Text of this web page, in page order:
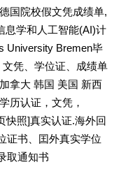
国院校假文凭成绩单,
息学和人工智能(AI)计
University Bremen毕
凭、学位证、成绩单
拿大 韩国 美国 新西
历认证，文凭，
快照]真实认证.海外回
证书、囯外真实学位
取通知书